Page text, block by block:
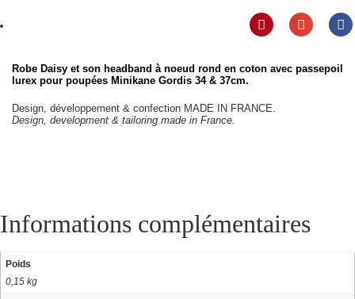
Robe Daisy et son headband à noeud rond en coton avec passepoil
lurex pour poupées Minikane Gordis 34 & 37cm.
Design, développement & confection MADE IN FRANCE.
Design, development & tailoring made in France.
Informations complémentaires
Poids
0,15 kg